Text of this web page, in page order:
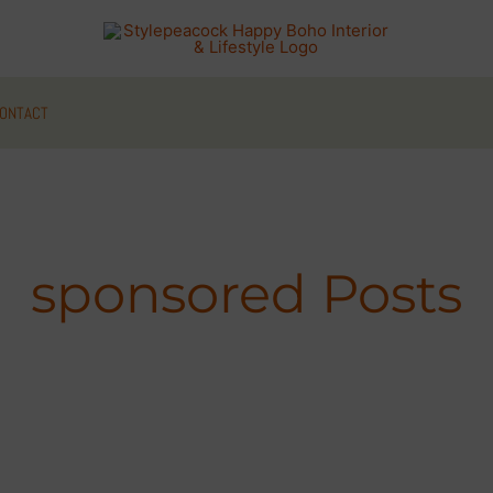
sponsored Posts